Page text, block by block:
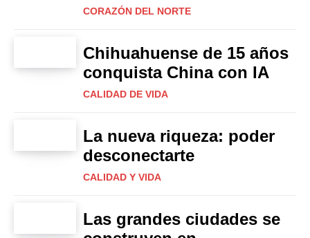
CORAZÓN DEL NORTE
Chihuahuense de 15 años
conquista China con IA
CALIDAD DE VIDA
La nueva riqueza: poder
desconectarte
CALIDAD Y VIDA
Las grandes ciudades se